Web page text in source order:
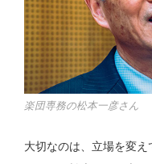
楽団専務の松本一彦さん
大切なのは、立場を変